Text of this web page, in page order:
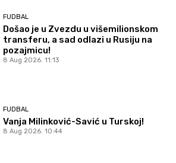
FUDBAL
Došao je u Zvezdu u višemilionskom
transferu, a sad odlazi u Rusiju na
pozajmicu!
8 Aug 2026. 11:13
FUDBAL
Vanja Milinković-Savić u Turskoj!
8 Aug 2026. 10:44